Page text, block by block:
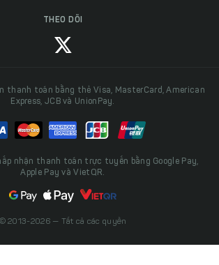
THEO DÕI
thanh toán bằng thẻ Visa, MasterCard, American
Express, JCB và UnionPay.
nhận thanh toán trực tuyến bằng Google Pay,
Apple Pay và VietQR.
© 2013-2026 — Tất cả các quyền